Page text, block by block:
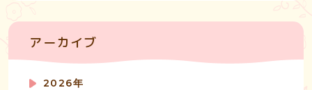
アーカイブ
2026年